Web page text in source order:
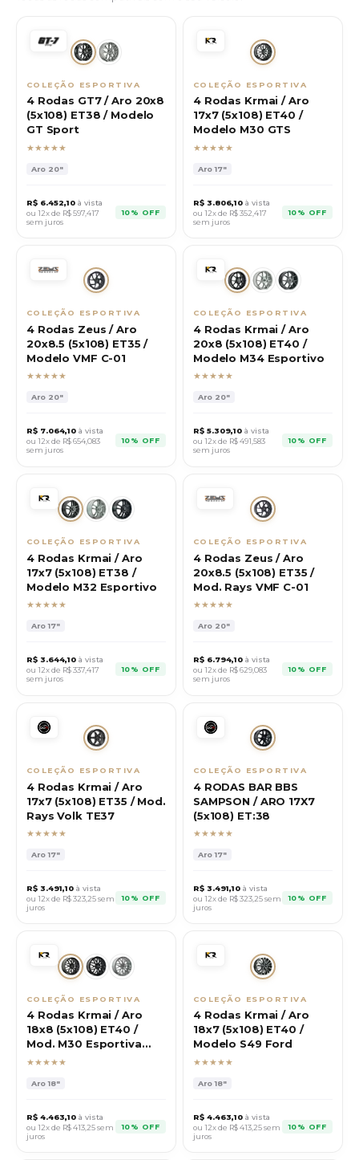
COLEÇÃO ESPORTIVA
4 Rodas GT7 / Aro 20x8
(5x108) ET38 / Modelo
GT Sport
★★★★★
Aro 20"
R$ 6.452,10 à vista
ou 12x de R$597,417
sem juros
10% OFF
COLEÇÃO ESPORTIVA
4 Rodas Krmai / Aro
17x7 (5x108) ET40 /
Modelo M30 GTS
★★★★★
Aro17"
R$ 3.806,10 à vista
ou 12x de R$352,417
sem juros
10% OFF
COLEÇÃO ESPORTIVA
4 Rodas Zeus / Aro
20x8.5 (5x108) ET35 /
Modelo VMF C-01
★★★★★
Aro 20"
R$ 7.064,10 à vista
ou 12x de R$654,083
sem juros
10% OFF
COLEÇÃO ESPORTIVA
4 Rodas Krmai / Aro
20x8 (5x108) ET40 /
Modelo M34 Esportivo
★★★★★
Aro 20"
R$ 5.309,10 à vista
ou 12x de R$491,583
sem juros
10% OFF
COLEÇÃO ESPORTIVA
4 Rodas Krmai / Aro
17x7 (5x108) ET38 /
Modelo M32 Esportivo
★★★★★
Aro17"
R$ 3.644,10 à vista
ou 12x de R$337,417
sem juros
10% OFF
COLEÇÃO ESPORTIVA
4 Rodas Zeus / Aro
20x8.5 (5x108) ET35 /
Mod. Rays VMF C-01
★★★★★
Aro 20"
R$ 6.794,10 à vista
ou 12x de R$629,083
sem juros
10% OFF
COLEÇÃO ESPORTIVA
4 Rodas Krmai / Aro
17x7 (5x108) ET35 / Mod.
Rays Volk TE37
★★★★★
Aro17"
R$ 3.491,10 à vista
ou 12x de R$323,25sem
juros
10% OFF
COLEÇÃO ESPORTIVA
4 RODAS BAR BBS
SAMPSON / ARO 17X7
(5x108) ET:38
★★★★★
Aro17"
R$ 3.491,10 à vista
ou 12x de R$323,25sem
juros
10% OFF
COLEÇÃO ESPORTIVA
4 Rodas Krmai / Aro
18x8 (5x108) ET40 /
Mod. M30 Esportiva
Ford
★★★★★
Aro18"
R$ 4.463,10 à vista
ou 12x de R$413,25sem
juros
10% OFF
COLEÇÃO ESPORTIVA
4 Rodas Krmai / Aro
18x7 (5x108) ET40 /
Modelo S49 Ford
★★★★★
Aro18"
R$ 4.463,10 à vista
ou 12x de R$413,25sem
juros
10% OFF